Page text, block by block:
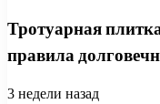
Тротуарная
правила
3 недели назад